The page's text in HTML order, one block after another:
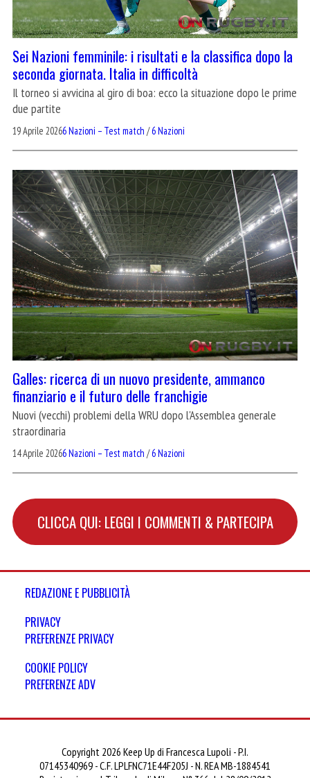
Sei Nazioni femminile: i risultati e la classifica dopo la
seconda giornata. Italia in difficoltà
Il torneo si avvicina al giro di boa: ecco la situazione dopo le prime
due partite
19 Aprile 20266 Nazioni – Test match /6 Nazioni
Galles: ricerca di un nuovo presidente, ammanco
finanziario e il futuro delle franchigie
Nuovi (vecchi) problemi della WRU dopo l'Assemblea generale
straordinaria
14 Aprile 20266 Nazioni – Test match /6 Nazioni
CLICCA QUI: LEGGI I COMMENTI & PARTECIPA
REDAZIONE E PUBBLICITÀ
PRIVACY
PREFERENZE PRIVACY
COOKIE POLICY
PREFERENZE ADV
Copyright 2026 Keep Up di Francesca Lupoli - P.I.
07145340969 - C.F. LPLFNC71E44F205J - N. REA MB-1884541